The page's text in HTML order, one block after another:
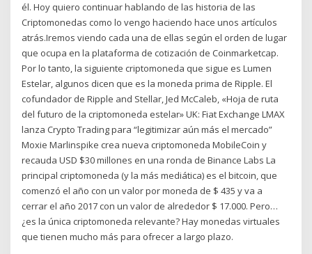
él. Hoy quiero continuar hablando de las historia de las
Criptomonedas como lo vengo haciendo hace unos artículos
atrás.Iremos viendo cada una de ellas según el orden de lugar
que ocupa en la plataforma de cotización de Coinmarketcap.
Por lo tanto, la siguiente criptomoneda que sigue es Lumen
Estelar, algunos dicen que es la moneda prima de Ripple. El
cofundador de Ripple and Stellar, Jed McCaleb, «Hoja de ruta
del futuro de la criptomoneda estelar» UK: Fiat Exchange LMAX
lanza Crypto Trading para “legitimizar aún más el mercado”
Moxie Marlinspike crea nueva criptomoneda MobileCoin y
recauda USD $30 millones en una ronda de Binance Labs La
principal criptomoneda (y la más mediática) es el bitcoin, que
comenzó el año con un valor por moneda de $ 435 y va a
cerrar el año 2017 con un valor de alrededor $ 17.000. Pero…
¿es la única criptomoneda relevante? Hay monedas virtuales
que tienen mucho más para ofrecer a largo plazo.